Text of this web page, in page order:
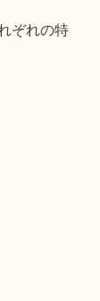
ぞれの特